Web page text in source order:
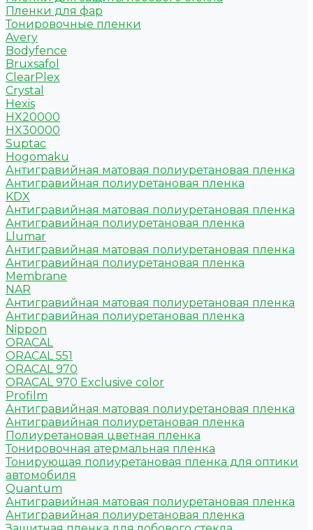
Пленки для фар
Тонировочные пленки
Avery
Bodyfence
Bruxsafol
ClearPlex
Crystal
Hexis
HX20000
HX30000
Suptac
Hogomaku
Антигравийная матовая полиуретановая пленка
Антигравийная полиуретановая пленка
KDX
Антигравийная матовая полиуретановая пленка
Антигравийная полиуретановая пленка
Llumar
Антигравийная матовая полиуретановая пленка
Антигравийная полиуретановая пленка
Membrane
NAR
Антигравийная матовая полиуретановая пленка
Антигравийная полиуретановая пленка
Nippon
ORACAL
ORACAL 551
ORACAL 970
ORACAL 970 Exclusive color
Profilm
Антигравийная матовая полиуретановая пленка
Антигравийная полиуретановая пленка
Полиуретановая цветная пленка
Тонировочная атермальная пленка
Тонирующая полиуретановая пленка для оптики
автомобиля
Quantum
Антигравийная матовая полиуретановая пленка
Антигравийная полиуретановая пленка